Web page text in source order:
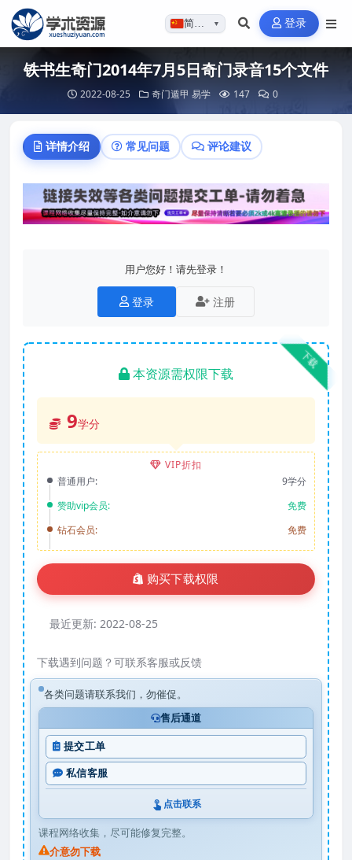
简体…▼ 登录
铁书生奇门2014年7月5日奇门录音15个文件
2022-08-25 奇门遁甲 易学 147 0
详情介绍 常见问题 评论建议
用户您好！请先登录！
登录 注册
下载
本资源需权限下载
9学分
VIP折扣
普通用户:
9学分
赞助vip会员:
免费
钻石会员:
免费
购买下载权限
最近更新: 2022-08-25
下载遇到问题？可联系客服或反馈
各类问题请联系我们，勿催促。
售后通道
提交工单
私信客服
点击联系
课程网络收集，尽可能修复完整。
介意勿下载